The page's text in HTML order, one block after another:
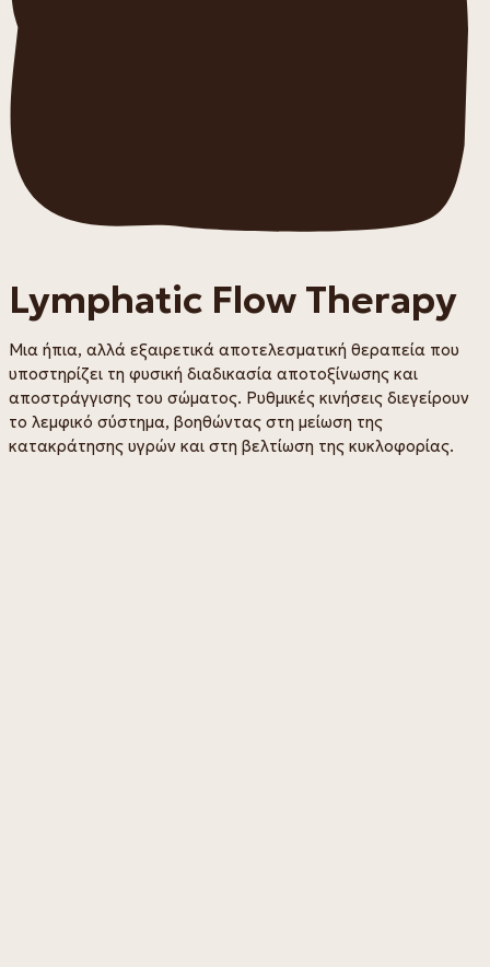
Lymphatic Flow Therapy
Μια ήπια, αλλά εξαιρετικά αποτελεσματική θεραπεία που
υποστηρίζει τη φυσική διαδικασία αποτοξίνωσης και
αποστράγγισης του σώματος. Ρυθμικές κινήσεις διεγείρουν
το λεμφικό σύστημα, βοηθώντας στη μείωση της
κατακράτησης υγρών και στη βελτίωση της κυκλοφορίας.